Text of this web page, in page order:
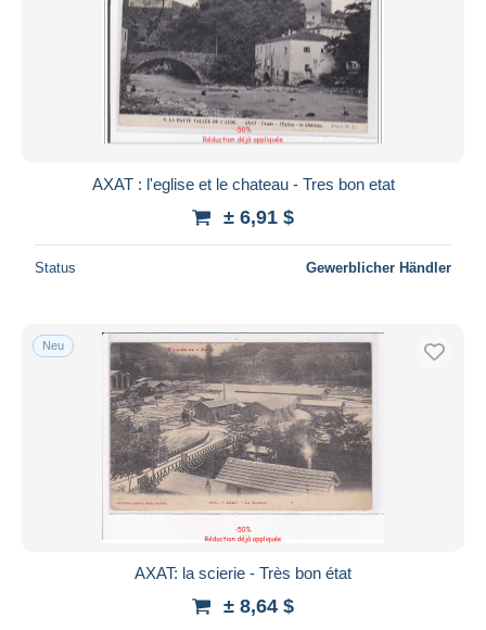
AXAT : l'eglise et le chateau - Tres bon etat
± 6,91 $
Status Gewerblicher Händler
Neu
AXAT: la scierie - Très bon état
± 8,64 $